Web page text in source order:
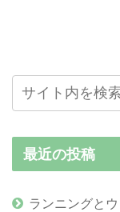
最近の投稿
ランニングと